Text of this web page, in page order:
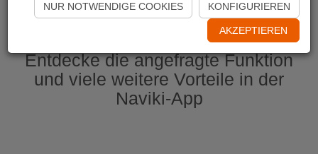
Entdecke die angefragte Funktion
und viele weitere Vorteile in der
Naviki-App
NUR NOTWENDIGE COOKIES KONFIGURIEREN
AKZEPTIEREN